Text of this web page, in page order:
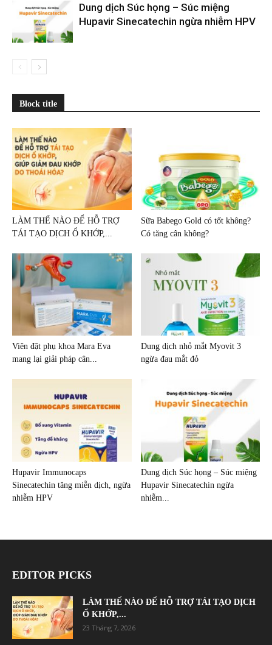
Dung dịch Súc họng – Súc miệng
Hupavir Sinecatechin ngừa nhiễm HPV
Block title
LÀM THẾ NÀO ĐỂ HỖ TRỢ
TÁI TẠO DỊCH Ổ KHỚP,...
Sữa Babego Gold có tốt không?
Có tăng cân không?
Viên đặt phụ khoa Mara Eva
mang lại giải pháp cân...
Dung dịch nhỏ mắt Myovit 3
ngừa đau mắt đỏ
Hupavir Immunocaps
Sinecatechin tăng miễn dịch, ngừa
nhiễm HPV
Dung dịch Súc họng – Súc miệng
Hupavir Sinecatechin ngừa
nhiễm...
EDITOR PICKS
LÀM THẾ NÀO ĐỂ HỖ TRỢ TÁI TẠO DỊCH
Ổ KHỚP,...
23 Tháng 7, 2026